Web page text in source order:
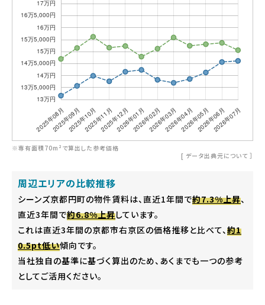
※専有面積70m²で算出した参考価格
[ データ出典元について ］
周辺エリアの比較推移
シーンズ京都円町の物件賃料は、直近1年間で約7.3%上昇、
直近3年間で約6.8%上昇しています。
これは直近3年間の京都市右京区の価格推移と比べて、 約1
0.5pt低い傾向です。
当社独自の基準に基づく算出のため、あくまでも一つの参考
としてご活用ください。